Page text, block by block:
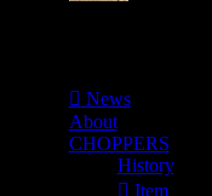
News
About
CHOPPERS
History
Item